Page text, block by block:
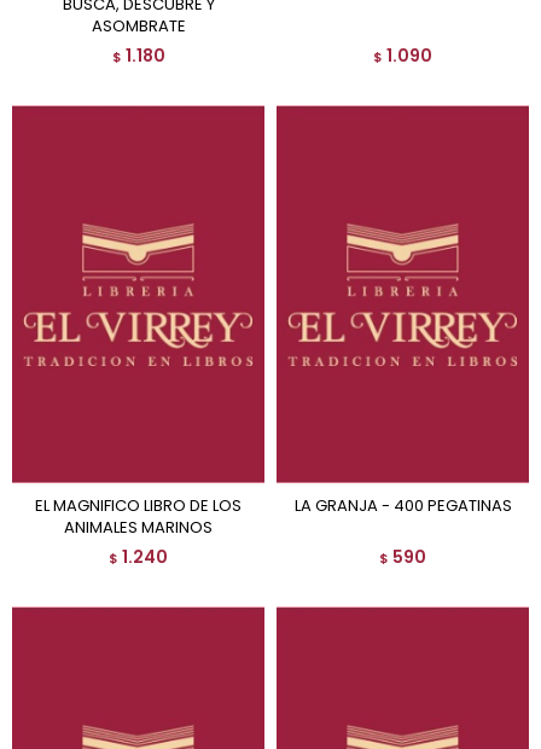
ASOMBRATE
$ 1.180 $ 1.090
EL MAGNIFICO LIBRO DE LOS
ANIMALES MARINOS
$ 1.240
LA GRANJA - 400 PEGATINAS
$ 590